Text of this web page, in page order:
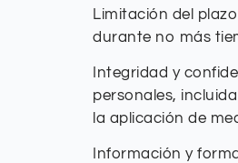
Limitación del
durante no más
Integridad y
personales,
la aplicación de
Información y